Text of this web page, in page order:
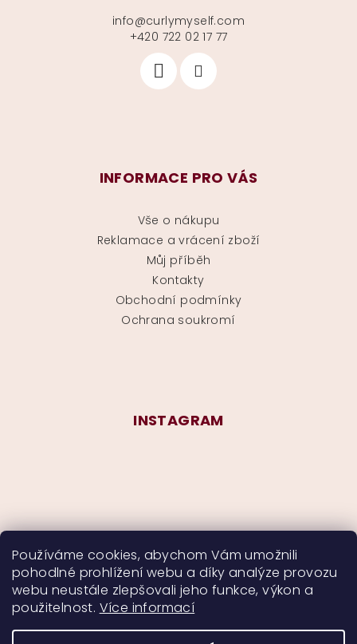
Používáme cookies, abychom Vám umožnili
pohodlné prohlížení webu a díky analýze provozu
webu neustále zlepšovali jeho funkce, výkon a
použitelnost. Více informací
info@curlymyself.com
+420 722 02 17 77
INFORMACE PRO VÁS
Vše o nákupu
Reklamace a vrácení zboží
Můj příběh
Kontakty
Obchodní podmínky
Ochrana soukromí
INSTAGRAM
Sledovat na Instagramu